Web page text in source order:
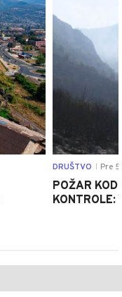
DRUŠTVO Pre
POŽAR KOD
KONTROLE: